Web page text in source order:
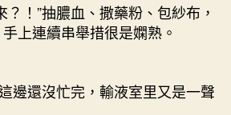
？！”抽膿血、撒藥粉、包紗布，
上連續串舉措很是嫻熟。
邊還沒忙完，輸液室里又是一聲